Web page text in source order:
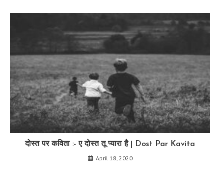
दोस्त पर कविता :- ए दोस्त तू प्यारा है | Dost Par Kavita
April 18, 2020